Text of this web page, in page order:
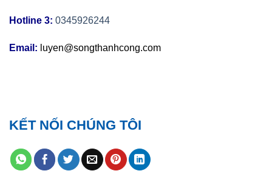
Hotline 3: 0345926244
Email: luyen@songthanhcong.com
KẾT NỐI CHÚNG TÔI